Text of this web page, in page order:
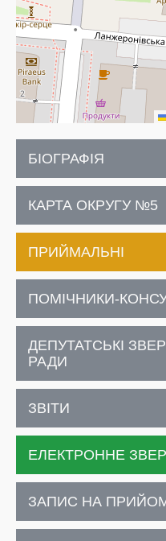
БІОГРАФІЯ
КАРТА ОКРУГУ №5
ПРИЙМАЛЬНІ
ПОМІЧНИКИ-
ДЕПУТАТСЬКІ
РАДИ
ЗВІТИ
ЕЛЕКТРОННЕ
ЗАПИС НА